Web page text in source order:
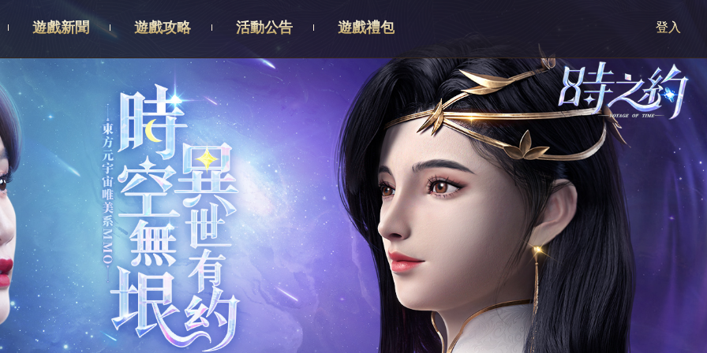
遊戲新聞 遊戲攻略 活動公告 遊戲禮包 登入